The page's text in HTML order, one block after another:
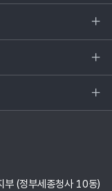
(정부세종청사 10동)